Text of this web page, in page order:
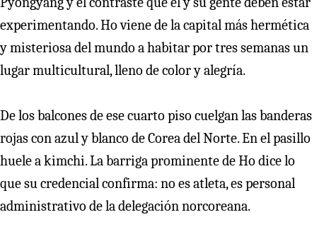
experimentando. Ho viene de la capital más hermética
y misteriosa del mundo a habitar por tres semanas un
lugar multicultural, lleno de color y alegría.
De los balcones de ese cuarto piso cuelgan las banderas
rojas con azul y blanco de Corea del Norte. En el pasillo
huele a kimchi. La barriga prominente de Ho dice lo
que su credencial confirma: no es atleta, es personal
administrativo de la delegación norcoreana.